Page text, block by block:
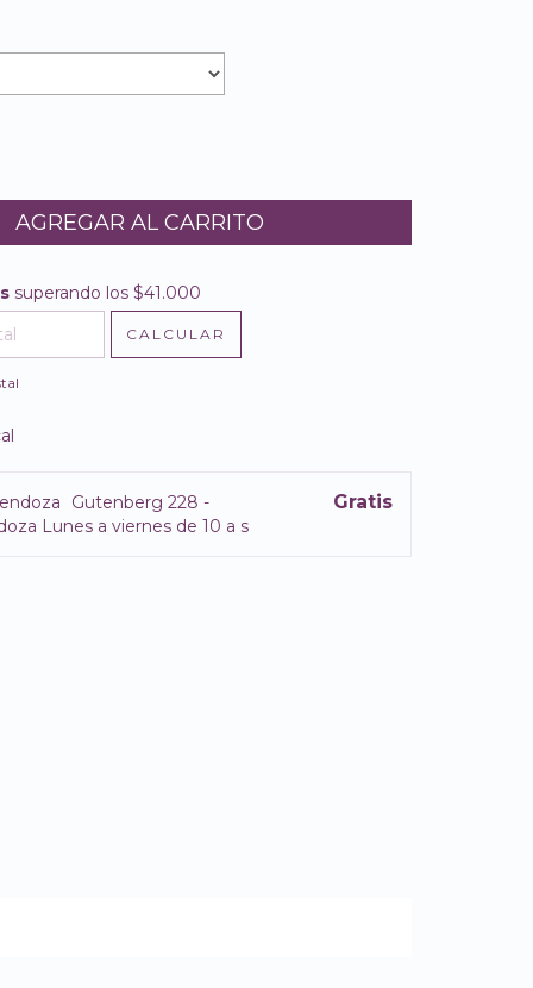
$41.000
superando los$41.000
CALCULAR
Gutenberg 228 -
Lunes a viernes de 10 a s
Gratis